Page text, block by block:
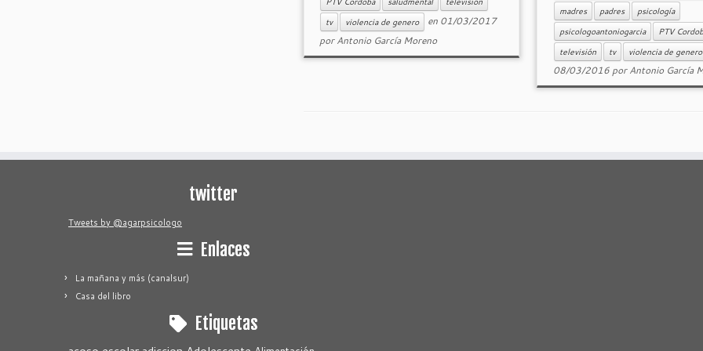
tv
violencia de genero en 01/03/2017
porAntonio García Moreno
madres
padres
psicología
psicologoantoniogarcia
PTV
televisión
tv violencia de genero
08/03/2016 porAntonio García
twitter
Tweets by @agarpsicologo
Enlaces
La mañana y más (canalsur)
Casa del libro
Etiquetas